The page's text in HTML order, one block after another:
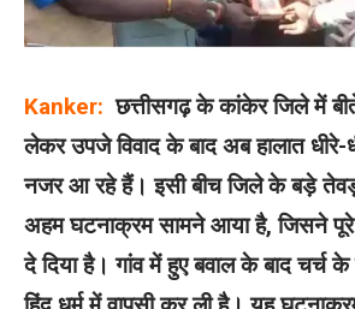
Kanker: छत्तीसगढ़ के कांकेर जिले में बीते
लेकर उपजे विवाद के बाद अब हालात धीरे-
नजर आ रहे हैं। इसी बीच जिले के बड़े
अहम घटनाक्रम सामने आया है, जिसने पूरे
दे दिया है। गांव में हुए बवाल के बाद चर्च